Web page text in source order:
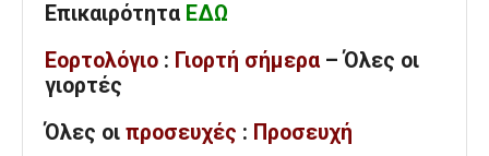
Επικαιρότητα ΕΔΩ
Εορτολόγιο : Γιορτή σήμερα – Όλες οι
γιορτές
Όλες οι προσευχές : Προσευχή